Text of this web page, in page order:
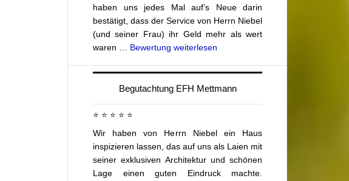
haben uns jedes Mal auf’s Neue darin
bestätigt, dass der Service von Herrn Niebel
(und seiner Frau) ihr Geld mehr als wert
waren … Bewertung weiterlesen
Begutachtung EFH Mettmann
⭐ ⭐ ⭐ ⭐ ⭐
Wir haben von Herrn Niebel ein Haus
inspizieren lassen, das auf uns als Laien mit
seiner exklusiven Architektur und schönen
Lage einen guten Eindruck machte.